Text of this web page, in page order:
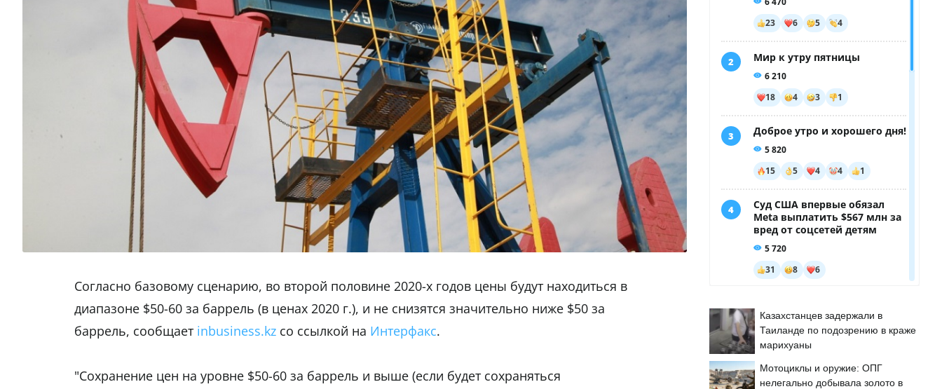
Согласно базовому сценарию, во второй половине 2020-х годов цены будут находиться в
диапазоне $50-60 за баррель (в ценах 2020 г.), и не снизятся значительно ниже $50 за
баррель, сообщает inbusiness.kz со ссылкой на Интерфакс.
"Сохранение цен на уровне $50-60 за баррель и выше (если будет сохраняться
Казахстанцев задержали в
Таиланде по подозрению в краже
марихуаны
Мотоциклы и оружие: ОПГ
нелегально добывала золото в